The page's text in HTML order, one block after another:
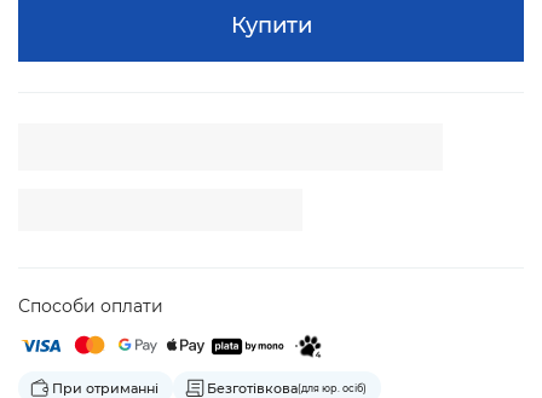
Купити
Способи оплати
При отриманні Безготівкова(для юр. осіб)